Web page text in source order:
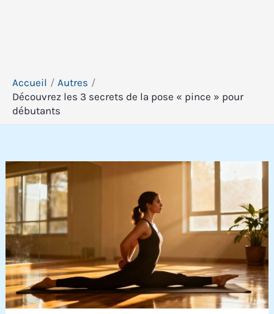
Accueil
Autres
Découvrez les 3 secrets de la pose « pince » pour
débutants